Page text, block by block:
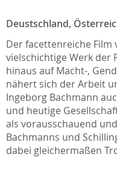
Deustschland,
Der facettenreiche Film
vielschichtige Werk
hinaus auf Macht-,
nähert sich der Arbeit
Ingeborg Bachmann
und heutige
als vorausschauend
Bachmanns und
dabei gleichermaßen